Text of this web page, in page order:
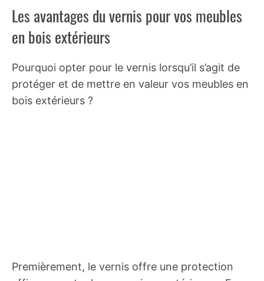
Les avantages du vernis pour vos meubles
en bois extérieurs
Pourquoi opter pour le vernis lorsqu’il s’agit de
protéger et de mettre en valeur vos meubles en
bois extérieurs ?
Premièrement, le vernis offre une protection